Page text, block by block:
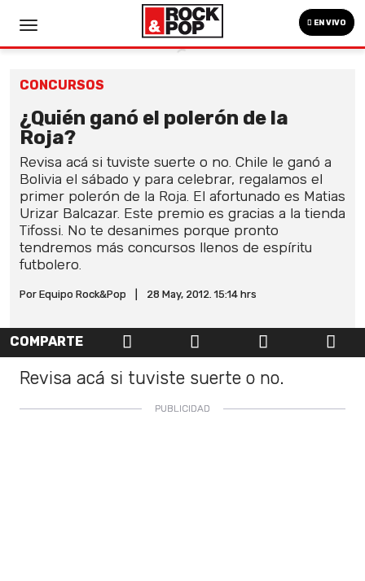
EN VIVO
CONCURSOS
¿Quién ganó el polerón de la
Roja?
Revisa acá si tuviste suerte o no. Chile le ganó a
Bolivia el sábado y para celebrar, regalamos el
primer polerón de la Roja. El afortunado es Matias
Urizar Balcazar. Este premio es gracias a la tienda
Tifossi. No te desanimes porque pronto
tendremos más concursos llenos de espíritu
futbolero.
Por Equipo Rock&Pop 28 May, 2012. 15:14 hrs
COMPARTE
Revisa acá si tuviste suerte o no.